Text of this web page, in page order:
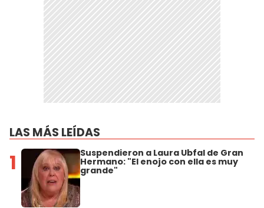
LAS MÁS LEÍDAS
1 Suspendieron a Laura Ubfal de Gran
Hermano: "El enojo con ella es muy
grande"